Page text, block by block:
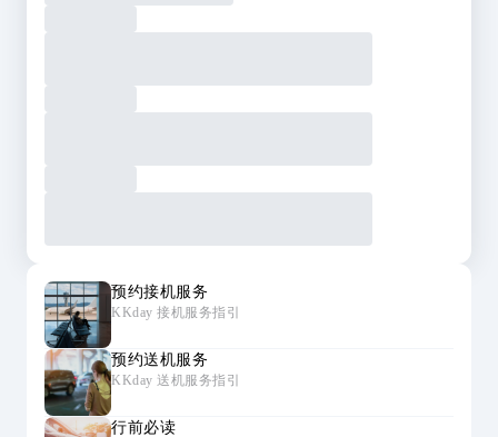
预约接机服务
KKday 接机服务指引
预约送机服务
KKday 送机服务指引
行前必读